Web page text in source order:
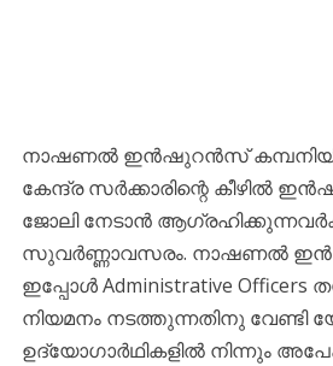
നാഷണല്‍ ഇന്‍ഷുറന്‍സ്
കേന്ദ്ര സര്‍ക്കാരിന്റെ കീഴില്‍
ജോലി നേടാന്‍
സുവര്‍ണ്ണാവസരം. നാഷണല്‍
ഇപ്പോള്‍ Administrative Officers
നിയമനം നടത്തുന്നതിനു വേണ്ടി
ഉദ്യോഗാര്‍ഥികളില്‍ നിന്നും